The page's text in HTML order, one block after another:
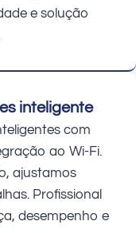
e solução
inteligente
com
ao Wi-Fi.
ajustamos
Profissional
desempenho e